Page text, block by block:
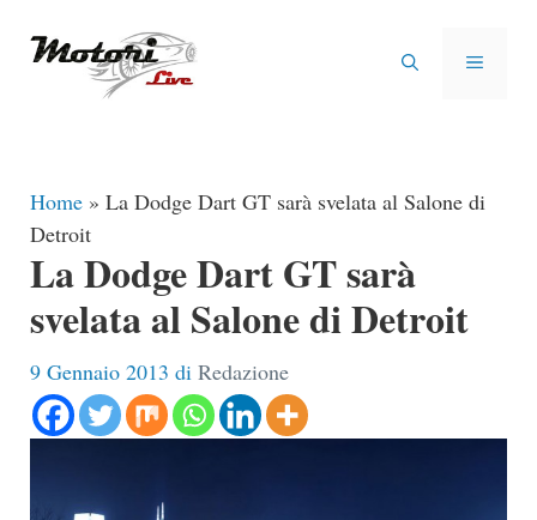
MENU
Home » La Dodge Dart GT sarà svelata al Salone di
Detroit
La Dodge Dart GT sarà
svelata al Salone di Detroit
9 Gennaio 2013 di Redazione